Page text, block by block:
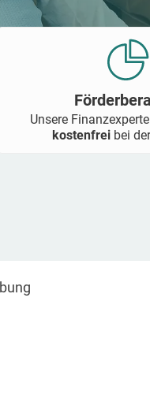
Unsere
kostenfrei bei